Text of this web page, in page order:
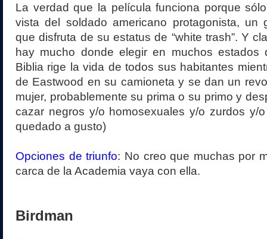
La verdad que la película funciona porque
vista del soldado americano protagonista, un
que disfruta de su estatus de “white trash”. Y
hay mucho donde elegir en muchos estados
Biblia rige la vida de todos sus habitantes
de Eastwood en su camioneta y se dan un
mujer, probablemente su prima o su primo y
cazar negros y/o homosexuales y/o zurdos y/
quedado a gusto)
Opciones de triunfo: No creo que muchas por
carca de la Academia vaya con ella.
Birdman